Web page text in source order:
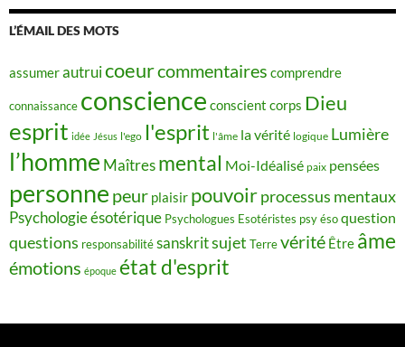
L’ÉMAIL DES MOTS
assumerautruicoeurcommentaires comprendre
connaissance conscience conscient corps Dieu
esprit idée Jésus l'ego l'esprit l'âme la vérité logique Lumière
l’homme Maîtres mental Moi-Idéalisé paix pensées
personne peur plaisir pouvoirprocessus mentaux
Psychologie ésotérique Psychologues Esotéristes psy ésoquestion
questions responsabilitésanskritsujet Terrevérité Être âme
émotions époque état d'esprit